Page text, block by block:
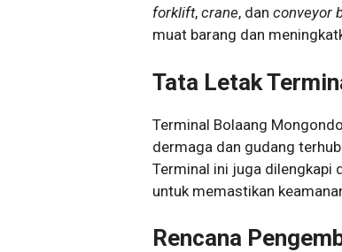
forklift, crane, dan conveyor
muat barang dan
Tata Letak
Terminal Bolaang
dermaga dan gudang
Terminal ini juga dilengkapi
untuk memastikan
Rencana